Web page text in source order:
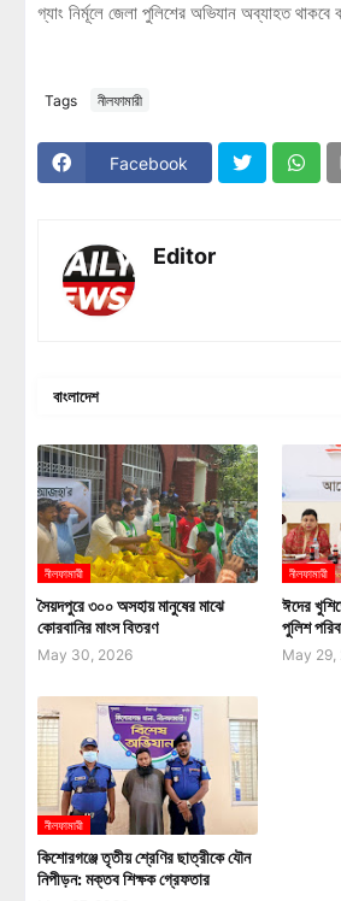
গ্যাং নির্মূলে জেলা পুলিশের অভিযান অব্যাহত থাকবে
Tags নীলফামারী
Facebook
Editor
বাংলাদেশ
নীলফামারী
সৈয়দপুরে ৩০০ অসহায় মানুষের মাঝে
কোরবানির মাংস বিতরণ
May 30, 2026
নীলফামারী
ঈদের
পুলিশ
May 29,
নীলফামারী
কিশোরগঞ্জে তৃতীয় শ্রেণির ছাত্রীকে যৌন
নিপীড়ন: মক্তব শিক্ষক গ্রেফতার